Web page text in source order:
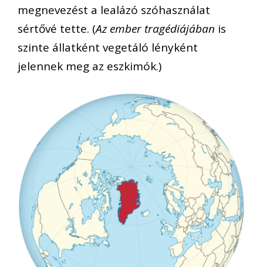
megnevezést a lealázó szóhasználat
sértővé tette. (Az ember tragédiájában is
szinte állatként vegetáló lényként
jelennek meg az eszkimók.)